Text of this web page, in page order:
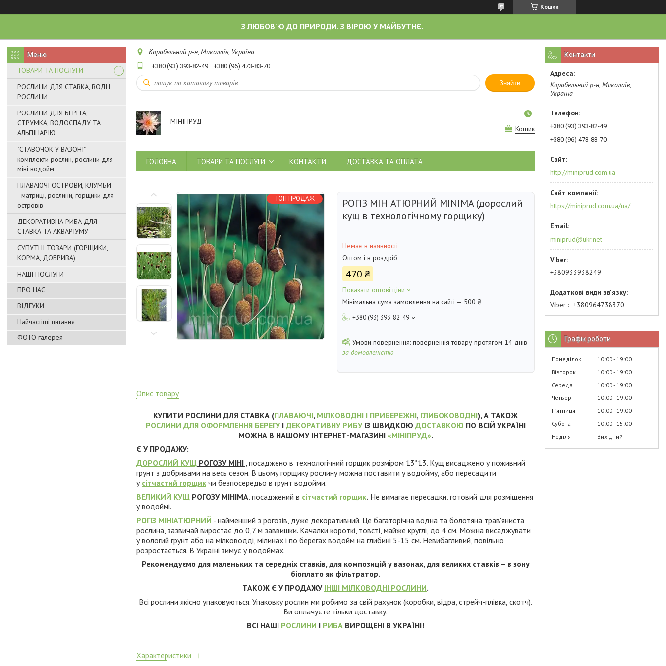
Кошик
З ЛЮБОВ'Ю ДО ПРИРОДИ. З ВІРОЮ У МАЙБУТНЄ.
ТОВАРИ ТА ПОСЛУГИ
РОСЛИНИ ДЛЯ СТАВКА, ВОДНІ
РОСЛИНИ
РОСЛИНИ ДЛЯ БЕРЕГА,
СТРУМКА, ВОДОСПАДУ ТА
АЛЬПІНАРІЮ
"СТАВОЧОК У ВАЗОНІ" -
комплекти рослин, рослини для
міні водойм
ПЛАВАЮЧІ ОСТРОВИ, КЛУМБИ
- матриці, рослини, горщики для
островів
ДЕКОРАТИВНА РИБА ДЛЯ
СТАВКА ТА АКВАРІУМУ
СУПУТНІ ТОВАРИ (ГОРЩИКИ,
КОРМА, ДОБРИВА)
НАШІ ПОСЛУГИ
ПРО НАС
ВІДГУКИ
Найчастіші питання
ФОТО галерея
Корабельний р-н, Миколаїв, Україна
+380 (93) 393-82-49 +380 (96) 473-83-70
Знайти
МІНІПРУД
Кошик
ГОЛОВНА ТОВАРИ ТА ПОСЛУГИ КОНТАКТИ ДОСТАВКА ТА ОПЛАТА
ТОП ПРОДАЖ
РОГІЗ МІНІАТЮРНИЙ MINIMA (дорослий
кущ в технологічному горщику)
Немає в наявності
Оптом і в роздріб
470 ₴
Показати оптові ціни
Мінімальна сума замовлення на сайті — 500 ₴
+380 (93) 393-82-49
повернення товару протягом 14 днів
за домовленістю
Опис товару
КУПИТИ РОСЛИНИ ДЛЯ СТАВКА (ПЛАВАЮЧІ, МІЛКОВОДНІ І ПРИБЕРЕЖНІ, ГЛИБОКОВОДНІ), А ТАКОЖ
РОСЛИНИ ДЛЯ ОФОРМЛЕННЯ БЕРЕГУІ ДЕКОРАТИВНУ РИБУІЗ ШВИДКОЮ ДОСТАВКОЮ ПО ВСІЙ УКРАЇНІ
МОЖНА В НАШОМУ ІНТЕРНЕТ-МАГАЗИНІ «МІНІПРУД».
Є У ПРОДАЖУ:
ДОРОСЛИЙ КУЩ РОГОЗУ МІНІ , посаджено в технологічний горщик розміром 13*13. Кущ висаджено у поживний
грунт з добривами на весь сезон. В цьому горщику рослину можна поставити у водойму, або пересадити
у сітчастий горщик чи безпосередьо в грунт водойми.
ВЕЛИКИЙ КУЩ РОГОЗУ МІНІМА, посаджений в сітчастий горщик. Не вимагає пересадки, готовий для розміщення
у водоймі.
РОГІЗ МІНІАТЮРНИЙ - найменший з рогозів, дуже декоративний. Це багаторічна водна та болотяна трав'яниста
рослина, зазвичай виростає до 0,7 м заввишки. Качалки короткі, товсті, майже круглі, до 4 см. Можна висаджувати
у вологий грунт або на мілководді, мілинах і по берегах водойм на глибині 5-15 см. Невибагливий, повільно
розростається. В Україні зимує у водоймах.
Рекомендуємо для маленьких та середніх ставків, для композицій у вазонах, для великих ставків – в зону
біоплато як фільтратор.
ТАКОЖ Є У ПРОДАЖУ ІНШІ МІЛКОВОДНІ РОСЛИНИ.
Всі рослини якісно упаковуються. Упаковку рослин ми робимо за свій рахунок (коробки, відра, стрейч-плівка, скотч).
Ви оплачуєте тільки доставку.
ВСІ НАШІ РОСЛИНИ І РИБА ВИРОЩЕНІ В УКРАЇНІ!
Характеристики
Контакти
Корабельний р-н, Миколаїв,
Україна
+380 (93) 393-82-49
+380 (96) 473-83-70
http://miniprud.com.ua
https://miniprud.com.ua/ua/
miniprud@ukr.net
+380933938249
Viber +380964738370
Графік роботи
Понеділок 10:00 19:00
Вівторок
10:00 19:00
Середа
10:00 19:00
Четвер
10:00 19:00
Пʼятниця
10:00 19:00
Субота
10:00 15:00
Неділя
Вихідний